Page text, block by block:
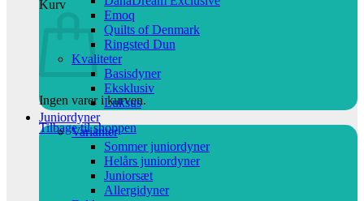
Kurv
Ingen varer i kurven.
Tilbage til shoppen
Emoq
Quilts of Denmark
Ringsted Dun
Kvaliteter
Basisdyner
Eksklusiv
Luksus
Juniordyner
Varianter
Sommer juniordyner
Helårs juniordyner
Juniorsæt
Allergidyner